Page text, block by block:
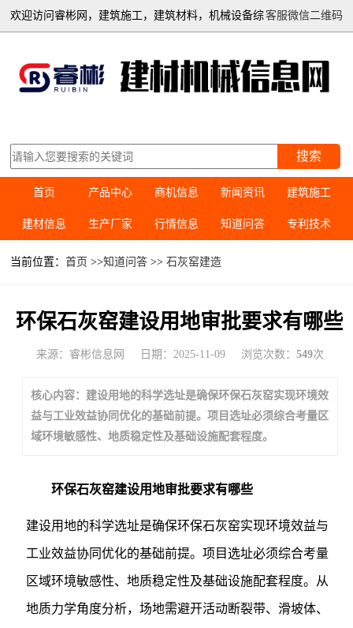
客服微信二维码
欢迎访问睿彬网，建筑施工，建筑材料，机械设备综
搜索
首页 产品中心 商机信息 新闻资讯 建筑施工
建材信息 生产厂家 行情信息 知道问答 专利技术
当前位置：首页 >>知道问答 >>石灰窑建造
环保石灰窑建设用地审批要求有哪些
来源：睿彬信息网 日期：2025-11-09 浏览次数： 549次
核心内容：建设用地的科学选址是确保环保石灰窑实现环境效
益与工业效益协同优化的基础前提。项目选址必须综合考量区
域环境敏感性、地质稳定性及基础设施配套程度。
环保石灰窑建设用地审批要求有哪些
建设用地的科学选址是确保环保石灰窑实现环境效益与
工业效益协同优化的基础前提。项目选址必须综合考量
区域环境敏感性、地质稳定性及基础设施配套程度。从
地质力学角度分析，场地需避开活动断裂带、滑坡体、